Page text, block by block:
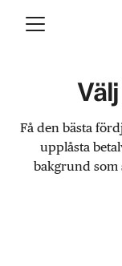
Få den bästa
upplåsta
bakgrund som